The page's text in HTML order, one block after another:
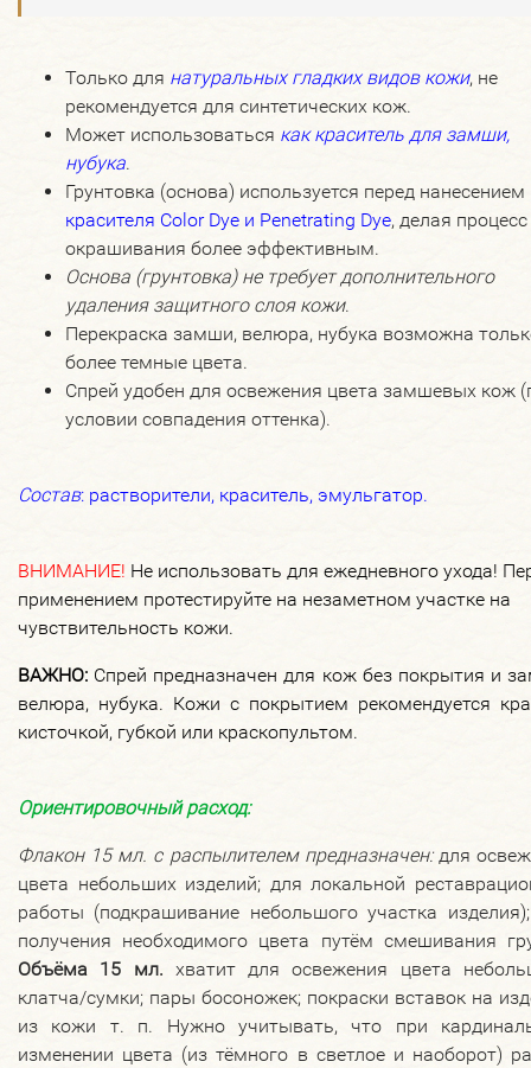
Только для натуральных гладких видов кожи, не
рекомендуется для синтетических кож.
Может использоваться как краситель для замши,
нубука.
Грунтовка (основа) используется перед нанесением
красителя Color Dye и Penetrating Dye, делая процесс
окрашивания более эффективным.
Основа (грунтовка) не требует дополнительного
удаления защитного слоя кожи.
Перекраска замши, велюра, нубука возможна
более темные цвета.
Спрей удобен для освежения цвета замшевых кож
условии совпадения оттенка).
Состав: растворители, краситель, эмульгатор.
ВНИМАНИЕ! Не использовать для ежедневного ухода!
применением протестируйте на незаметном участке на
чувствительность кожи.
ВАЖНО: Спрей предназначен для кож без покрытия и
велюра, нубука. Кожи с покрытием рекомендуется
кисточкой, губкой или краскопультом.
Ориентировочный расход:
Флакон 15 мл. с распылителем предназначен:для
цвета небольших изделий; для локальной
работы (подкрашивание небольшого участка
получения необходимого цвета путём смешивания
Объёма 15 мл. хватит для освежения цвета
клатча/сумки; пары босоножек; покраски вставок на
из кожи т. п. Нужно учитывать, что при
изменении цвета (из тёмного в светлое и наоборот)